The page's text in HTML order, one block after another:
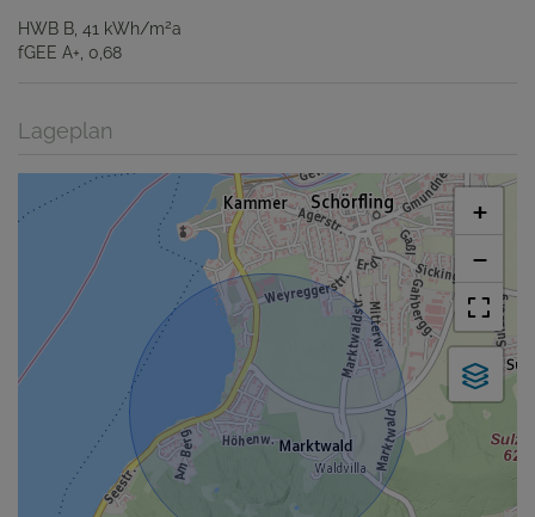
HWB B, 41 kWh/m2a
fGEE A+, 0,68
Lageplan
+
−